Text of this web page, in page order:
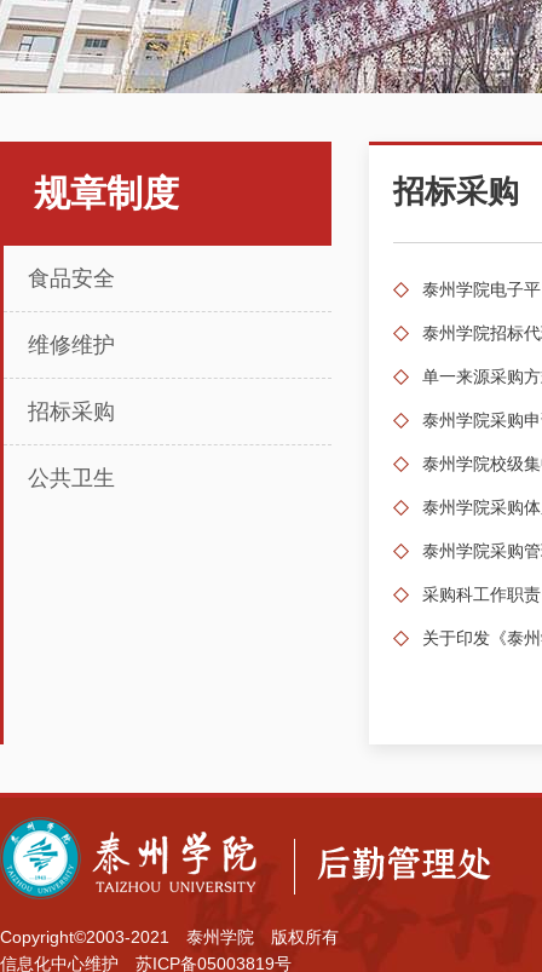
规章制度
食品安全
维修维护
招标采购
公共卫生
招标采购
泰州学院电子
泰州学院招标
单一来源采购
泰州学院采购
泰州学院校级
泰州学院采购
泰州学院采购
采购科工作职责
关于印发《泰
Copyright©2003-2021 泰州学院
版权所有
信息化中心维护
苏ICP备05003819号